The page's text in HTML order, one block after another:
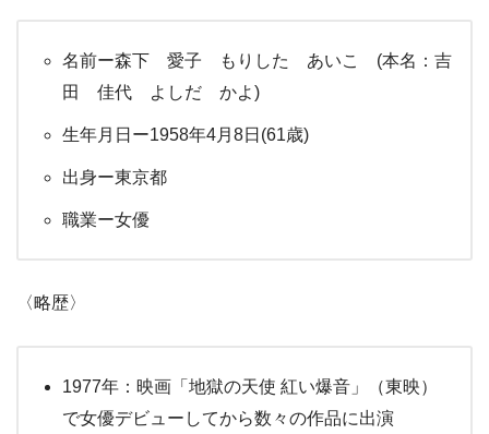
名前ー森下 愛子 もりした あいこ (本名：吉
田 佳代 よしだ かよ)
生年月日ー1958年4月8日(61歳)
出身ー東京都
職業ー女優
〈略歴〉
1977年：映画「地獄の天使 紅い爆音」（東映）
で女優デビューしてから数々の作品に出演